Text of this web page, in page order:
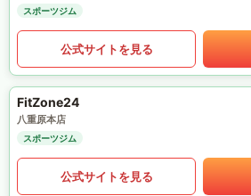
スポーツジム
公式サイトを見る
FitZone24
八重原本店
スポーツジム
公式サイトを見る